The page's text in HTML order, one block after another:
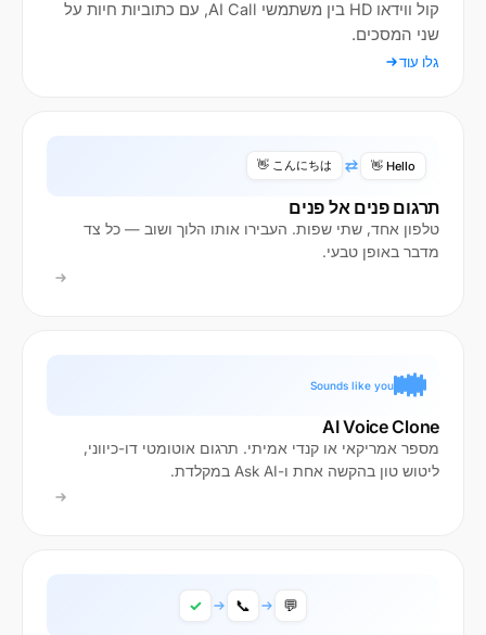
קול ווידאו HD בין משתמשי AI Call, עם כתוביות חיות על
שני המסכים.
גלו עוד
Hello 👋
こんにちは 👋
תרגום פנים אל פנים
טלפון אחד, שתי שפות. העבירו אותו הלוך ושוב — כל צד
מדבר באופן טבעי.
Sounds like you
AI Voice Clone
מספר אמריקאי או קנדי אמיתי. תרגום אוטומטי דו-כיווני,
ליטוש טון בהקשה אחת ו-Ask AI במקלדת.
💬
📞
✓